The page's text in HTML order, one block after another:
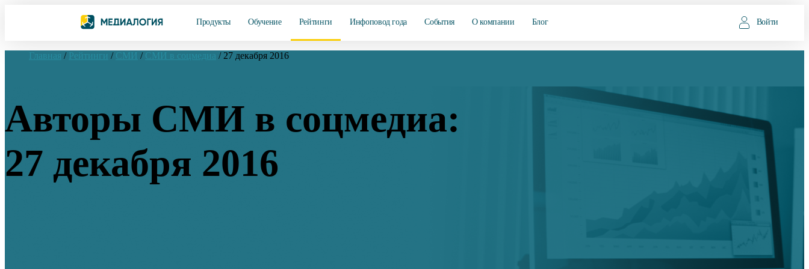
Продукты Обучение Рейтинги Инфоповод года События О компании Блог Войти
Главная / Рейтинги / СМИ / СМИ в соцмедиа / 27 декабря 2016
Авторы СМИ в соцмедиа:
27 декабря 2016